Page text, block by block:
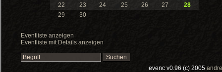
22
23 24 25 26 27
28
29
30
Eventliste anzeigen
Eventliste mit Details anzeigen
evenc v0.96 (c) 2005